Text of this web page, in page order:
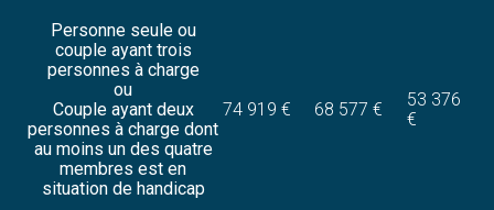
Personne seule ou
couple ayant trois
personnes à charge
ou
Couple ayant deux
personnes à charge dont
au moins un des quatre
membres est en
situation de handicap
74 919 € 68 577 €
53 376
€